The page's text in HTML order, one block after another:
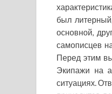
был
основной,
самописцев
Перед этим
Экипажи на
ситуациях.